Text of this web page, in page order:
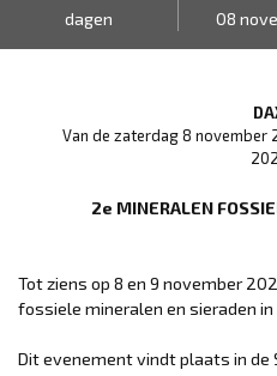
dagen 08
Van de zaterdag 8 november
2e MINERALEN
Tot ziens op 8 en 9 november
fossiele mineralen en sieraden in
Dit evenement vindt plaats in de